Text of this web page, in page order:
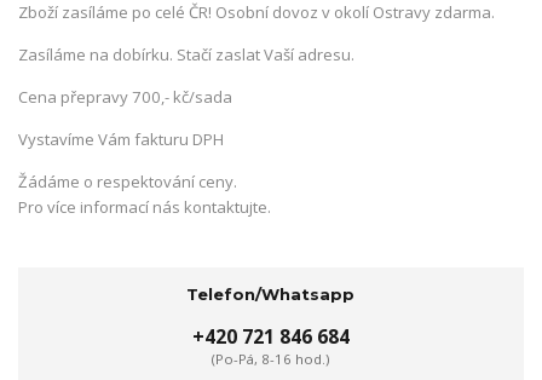
Zboží zasíláme po celé ČR! Osobní dovoz v okolí Ostravy zdarma.
Zasíláme na dobírku. Stačí zaslat Vaší adresu.
Cena přepravy 700,- kč/sada
Vystavíme Vám fakturu DPH
Žádáme o respektování ceny.
Pro více informací nás kontaktujte.
Telefon/Whatsapp
+420 721 846 684
(Po-Pá, 8-16 hod.)